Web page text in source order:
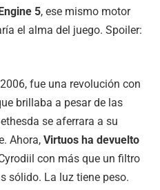
5, ese mismo motor
el alma del juego. Spoiler:
fue una revolución con
brillaba a pesar de las
se aferrara a su
Ahora, Virtuos ha devuelto
con más que un filtro
sólido. La luz tiene peso.